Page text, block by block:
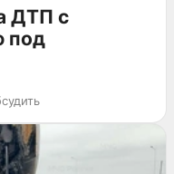
ДТП с
под